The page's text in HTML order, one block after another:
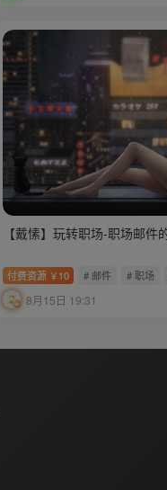
【戴愫】玩转职场-职场邮件
付费资源 ￥ 10 # 邮件 # 职场
8月15日 19:31